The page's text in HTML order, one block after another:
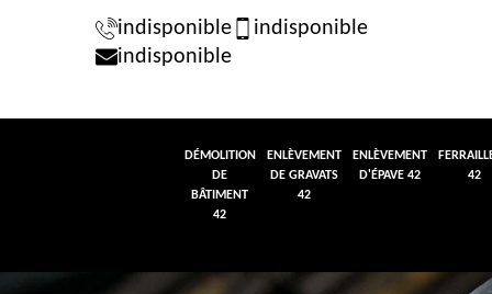
indisponible
indisponible
indisponible
DÉMOLITION
DE
BÂTIMENT
42
ENLÈVEMENT
DE GRAVATS
42
ENLÈVEMENT
D'ÉPAVE 42
42